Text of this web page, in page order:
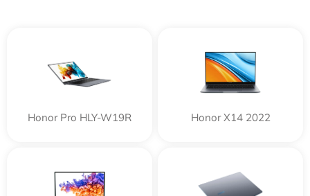
Honor Pro HLY-W19R Honor X14 2022